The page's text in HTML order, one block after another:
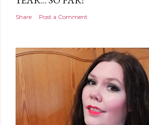
Share Post a Comment